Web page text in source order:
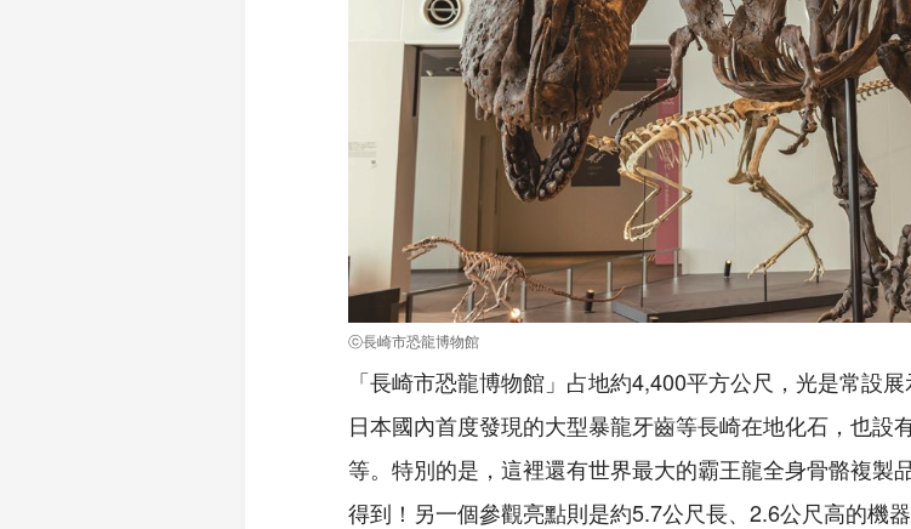
ⓒ長崎市恐龍博物館
「長崎市恐龍博物館」占地約4,400平方公尺，光是常設
日本國內首度發現的大型暴龍牙齒等長崎在地化石，也設
等。特別的是，這裡還有世界最大的霸王龍全身骨骼複製
得到！另一個參觀亮點則是約5.7公尺長、2.6公尺高的機